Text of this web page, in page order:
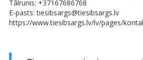
Tālrunis: +37167686768
E-pasts: tiesibsargs@tiesibsargs.lv
https://www.tiesibsargs.lv/lv/pages/